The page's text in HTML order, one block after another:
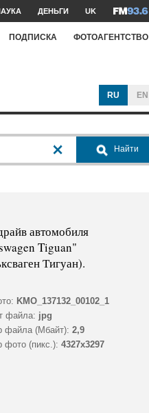
ДЕНЬГИ UK
ПОДПИСКА ФОТОАГЕНТСТВО
RU EN
Найти
автомобиля
Tiguan"
Тигуан).
KMO_137132_00102_1
файла: jpg
файла (Мбайт): 2,9
фото (пикс.): 4327x3297